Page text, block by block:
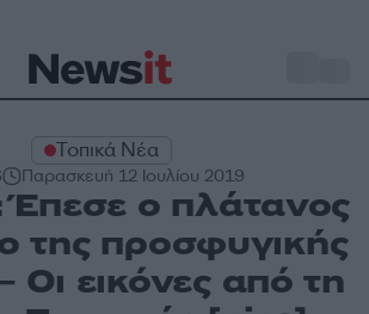
Τοπικά Νέα
Παρασκευή 12 Ιουλίου 2019
ο πλάτανος
της προσφυγικής
Οι εικόνες από τη